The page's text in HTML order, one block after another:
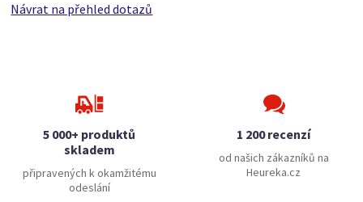
Návrat na přehled dotazů
5 000+ produktů
skladem
připravených k okamžitému
odeslání
1 200 recenzí
od našich zákazníků na
Heureka.cz